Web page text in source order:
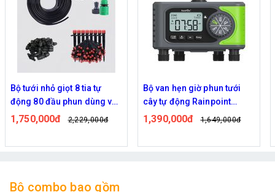
Bộ van hẹn giờ phun tưới
cây tự động Rainpoint
ITV405
1,390,000đ 1,649,000đ
Combo bộ tưới cây nhỏ giọt
tự động dùng bơm 370w có
40 đầu phun 8 tia
1,900,000đ 2,019,000đ
Bộ combo bao gồm